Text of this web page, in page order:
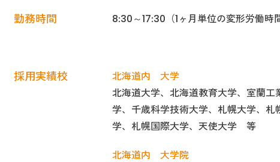
勤務時間 8:30～17:30（1ヶ月単位の変形労働時
採用実績校
北海道内 大学
北海道大学、北海道教育大学、室蘭
学、千歳科学技術大学、札幌大学、
学、札幌国際大学、天使大学 等
北海道内 大学院